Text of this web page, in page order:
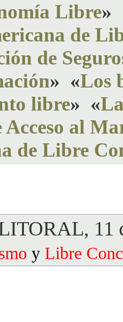
Libre»
de
de
» «Los
libre» «
al
de Libre
11
y Libre